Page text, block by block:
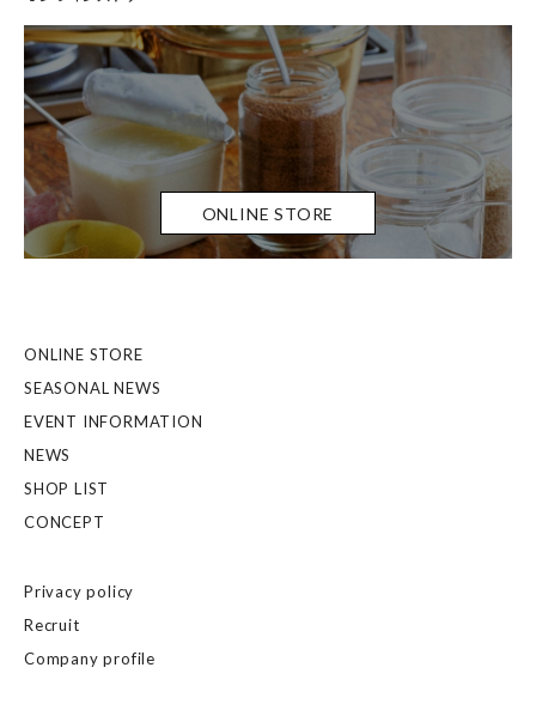
ONLINE STORE
ONLINE STORE
SEASONAL NEWS
EVENT INFORMATION
NEWS
SHOP LIST
CONCEPT
Privacy policy
Recruit
Company profile